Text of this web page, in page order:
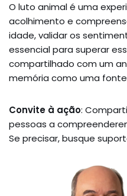
O luto animal é uma
acolhimento e
idade, validar os
essencial para superar
compartilhado com um
memória como uma
Convite à ação:
pessoas a
Se precisar, busque